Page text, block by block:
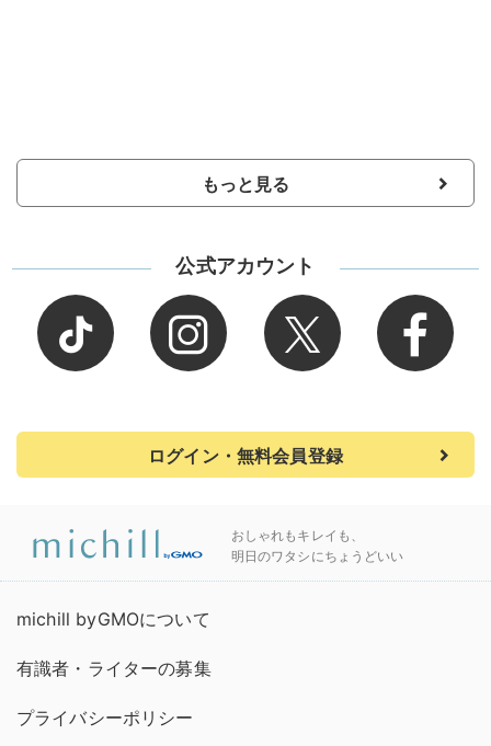
もっと見る
公式アカウント
ログイン・無料会員登録
おしゃれもキレイも、
明日のワタシにちょうどいい
michill byGMOについて
有識者・ライターの募集
プライバシーポリシー